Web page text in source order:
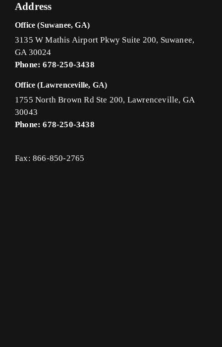
Address
Office (Suwanee, GA)
3135 W Mathis Airport Pkwy Suite 200, Suwanee,
GA 30024
Phone: 678-250-3438
Office (Lawrenceville, GA)
1755 North Brown Rd Ste 200, Lawrenceville, GA
30043
Phone: 678-250-3438
Fax: 866-850-2765